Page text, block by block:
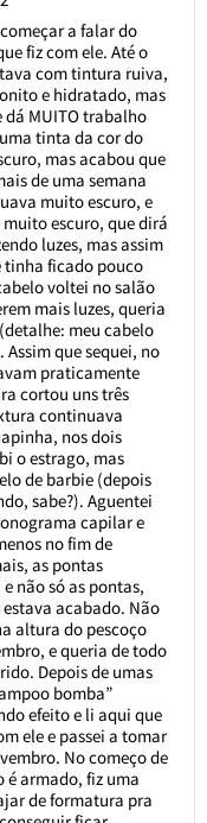
a falar do
fiz com ele. Até o
com tintura ruiva,
e hidratado, mas
MUITO trabalho
tinta da cor do
mas acabou que
de uma semana
muito escuro, e
escuro, que dirá
luzes, mas assim
tinha ficado pouco
voltei no salão
mais luzes, queria
meu cabelo
que sequei, no
praticamente
cortou uns três
continuava
nos dois
o estrago, mas
de barbie (depois
sabe?). Aguentei
capilar e
no fim de
as pontas
não só as pontas,
acabado. Não
altura do pescoço
e queria de todo
Depois de umas
bomba”
efeito e li aqui que
ele e passei a tomar
No começo de
é armado, fiz uma
de formatura pra